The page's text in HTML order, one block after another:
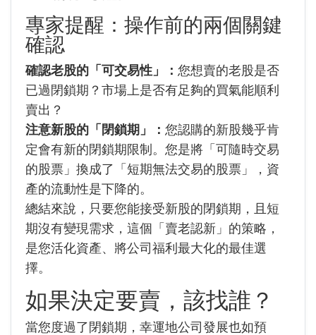
專家提醒：操作前的兩個關鍵
確認
確認老股的「可交易性」： 您想賣的老股是否
已過閉鎖期？市場上是否有足夠的買氣能順利
賣出？
注意新股的「閉鎖期」： 您認購的新股幾乎肯
定會有新的閉鎖期限制。您是將「可隨時交易
的股票」換成了「短期無法交易的股票」，資
產的流動性是下降的。
總結來說，只要您能接受新股的閉鎖期，且短
期沒有變現需求，這個「賣老認新」的策略，
是您活化資產、將公司福利最大化的最佳選
擇。
如果決定要賣，該找誰？
當您度過了閉鎖期，幸運地公司發展也如預